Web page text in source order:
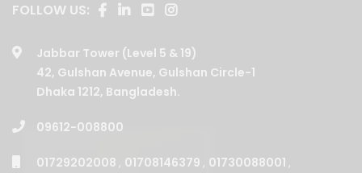
FOLLOW US:
Jabbar Tower (Level 5 & 19)
42, Gulshan Avenue, Gulshan Circle-1
Dhaka 1212, Bangladesh.
09612-008800
01729202008 , 01708146379 , 01730088001 ,